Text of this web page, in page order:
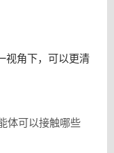
视角下，可以更清
体可以接触哪些